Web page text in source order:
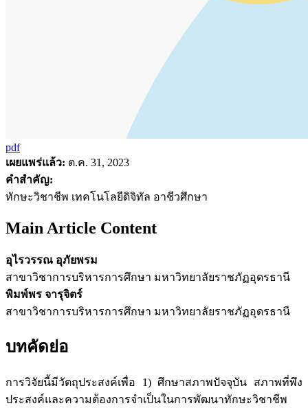
pdf
เผยแพร่แล้ว: ต.ค. 31, 2023
คำสำคัญ:
ทักษะวิชาชีพ เทคโนโลยีดิจิทัล อาชีวศึกษา
Main Article Content
อุไรวรรณ อุภัยพรม
สาขาวิชาการบริหารการศึกษา มหาวิทยาลัยราชภัฏอุดรธานี
พิมพ์พร จารุจิตร์
สาขาวิชาการบริหารการศึกษา มหาวิทยาลัยราชภัฏอุดรธานี
บทคัดย่อ
การวิจัยนี้มีวัตถุประสงค์เพื่อ 1) ศึกษาสภาพปัจจุบัน สภาพที่พึง
ประสงค์และความต้องการจำเป็นในการพัฒนาทักษะวิชาชีพ